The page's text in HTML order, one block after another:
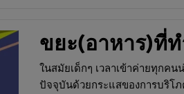
ขยะ(อาหาร)ที่
ในสมัยเด็กๆ เวลาเข้าค่ายทุกค
ปัจจุบันด้วยกระแสของการบริโ